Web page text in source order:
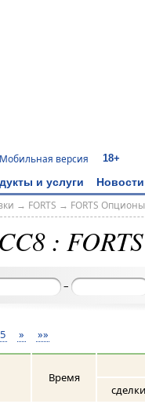
Мобильная версия 18+
и услуги Новости
→ FORTS → FORTS Опционы
: FORTS
–
5 » »»
Время
сделки